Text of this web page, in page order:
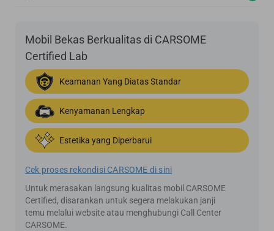
Mobil Bekas Berkualitas di CARSOME
Certified Lab
Keamanan Yang Diatas Standar
Kenyamanan Lengkap
Estetika yang Diperbarui
Cek proses rekondisi CARSOME di sini
Untuk merasakan langsung kualitas mobil CARSOME
Certified, disarankan untuk segera melakukan janji
temu melalui website atau menghubungi Call Center
CARSOME.